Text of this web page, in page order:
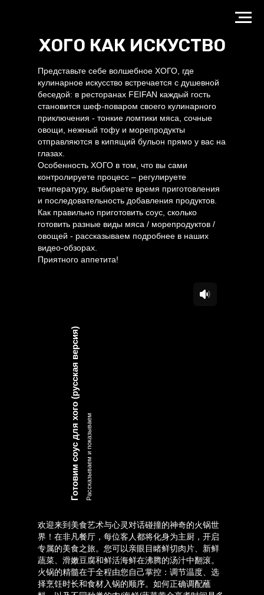
ХОГО КАК ИСКУСТВО
Представьте себе волшебное ХОГО, где
кулинарное искусство встречается с душевной
беседой: в ресторанах FEIFAN каждый гость
становится шеф-поваром своего кулинарного
приключения - тонкие ломтики мяса, сочные
овощи, нежный тофу и морепродукты
отправляются в кипящий бульон прямо у вас на
глазах.
Особенность ХОГО в том, что вы сами
контролируете процесс – регулируете
температуру, выбираете время приготовления
и последовательность добавления продуктов.
Как правильно приготовить соус, сколько
готовить разные виды мяса / морепродуктов /
овощей - рассказываем подробнее в наших
видео-обзорах.
Приятного аппетита!
Готовим соус для хого (русская версия)Рассказываем и показываем
欢迎来到美食艺术与心灵对话碰撞的神奇的火锅世
界！在非凡餐厅，每位客人都将化身为主厨，开启
专属的美食之旅。您可以亲眼目睹鲜切肉片、新鲜
蔬菜、滑嫩豆腐和鲜活海鲜在沸腾的汤汁中翻滚。
火锅的精髓在于全程由您自己掌控：调节温度、选
择烹饪时长和食材入锅的顺序。如何正确调配蘸